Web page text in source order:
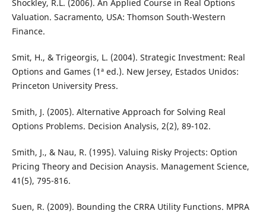
Shockley, R.L. (2006). An Applied Course in Real Options
Valuation. Sacramento, USA: Thomson South-Western
Finance.
Smit, H., & Trigeorgis, L. (2004). Strategic Investment: Real
Options and Games (1ª ed.). New Jersey, Estados Unidos:
Princeton University Press.
Smith, J. (2005). Alternative Approach for Solving Real
Options Problems. Decision Analysis, 2(2), 89-102.
Smith, J., & Nau, R. (1995). Valuing Risky Projects: Option
Pricing Theory and Decision Anaysis. Management Science,
41(5), 795-816.
Suen, R. (2009). Bounding the CRRA Utility Functions. MPRA